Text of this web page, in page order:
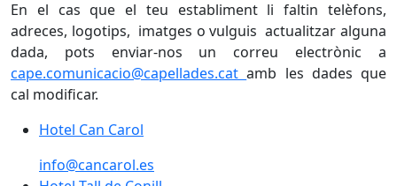
En el cas que el teu establiment li faltin telèfons,
adreces, logotips, imatges o vulguis actualitzar alguna
dada, pots enviar-nos un correu electrònic a
cape.comunicacio@capellades.catamb les dades que
cal modificar.
Hotel Can Carol
Hotel Can Carol
info@cancarol.es